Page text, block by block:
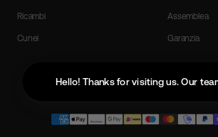
Ricambi
Cunei
Assemblea
Garanzia
Italian
Hello! Thanks for visiting us. Our